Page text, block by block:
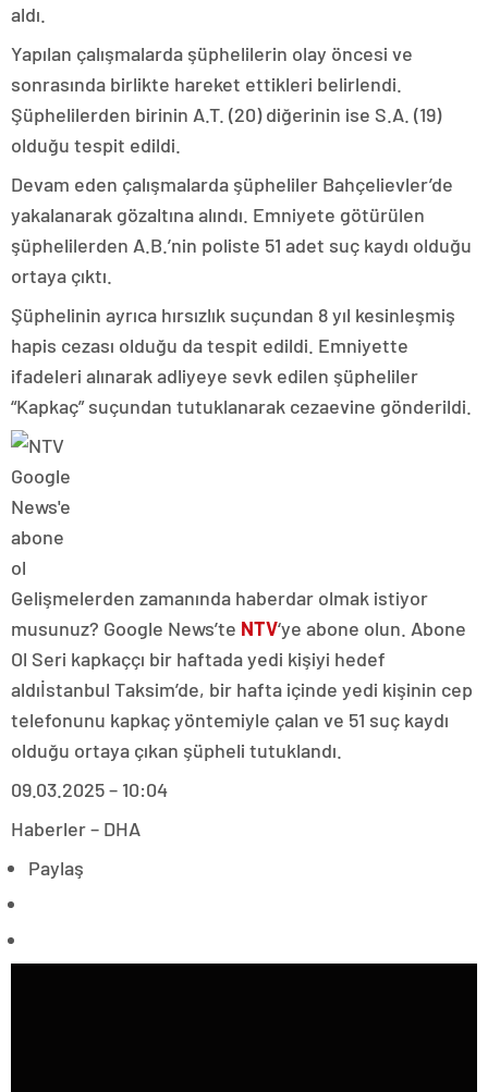
aldı.
Yapılan çalışmalarda şüphelilerin olay öncesi ve
sonrasında birlikte hareket ettikleri belirlendi.
Şüphelilerden birinin A.T. (20) diğerinin ise S.A. (19)
olduğu tespit edildi.
Devam eden çalışmalarda şüpheliler Bahçelievler’de
yakalanarak gözaltına alındı. Emniyete götürülen
şüphelilerden A.B.’nin poliste 51 adet suç kaydı olduğu
ortaya çıktı.
Şüphelinin ayrıca hırsızlık suçundan 8 yıl kesinleşmiş
hapis cezası olduğu da tespit edildi. Emniyette
ifadeleri alınarak adliyeye sevk edilen şüpheliler
“Kapkaç” suçundan tutuklanarak cezaevine gönderildi.
Gelişmelerden zamanında haberdar olmak istiyor
musunuz? Google News’te NTV‘ye abone olun. Abone
Ol Seri kapkaççı bir haftada yedi kişiyi hedef
aldıİstanbul Taksim’de, bir hafta içinde yedi kişinin cep
telefonunu kapkaç yöntemiyle çalan ve 51 suç kaydı
olduğu ortaya çıkan şüpheli tutuklandı.
09.03.2025 – 10:04
Haberler – DHA
Paylaş